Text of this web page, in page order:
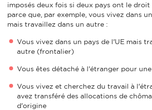
imposés deux fois si deux pays ont le droit
parce que, par exemple, vous vivez dans
mais travaillez dans un autre :
Vous vivez dans un pays de l'UE mais
autre (frontalier)
Vous êtes détaché à l'étranger pour
Vous vivez et cherchez du travail à
avez transféré des allocations de
d'origine